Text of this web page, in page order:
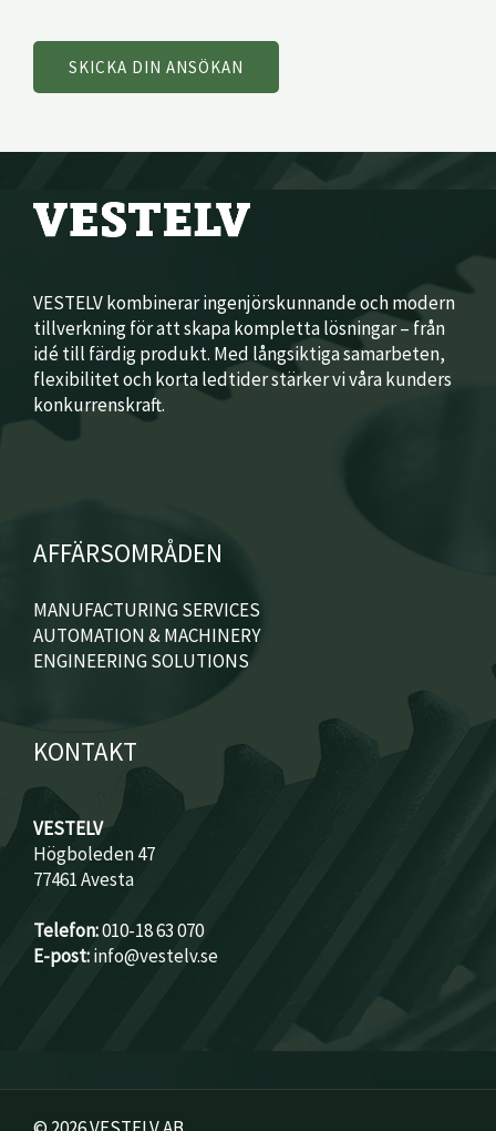
SKICKA DIN ANSÖKAN
VESTELV kombinerar ingenjörskunnande och modern
tillverkning för att skapa kompletta lösningar – från
idé till färdig produkt. Med långsiktiga samarbeten,
flexibilitet och korta ledtider stärker vi våra kunders
konkurrenskraft.
AFFÄRSOMRÅDEN
MANUFACTURING SERVICES
AUTOMATION & MACHINERY
ENGINEERING SOLUTIONS
KONTAKT
VESTELV
Högboleden 47
77461 Avesta
Telefon:010-18 63 070
E-post:info@vestelv.se